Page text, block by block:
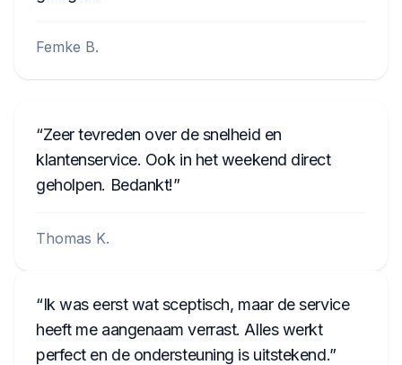
Femke B.
Zeer tevreden over de snelheid en
klantenservice. Ook in het weekend direct
geholpen. Bedankt!
Thomas K.
Ik was eerst wat sceptisch, maar de service
heeft me aangenaam verrast. Alles werkt
perfect en de ondersteuning is uitstekend.